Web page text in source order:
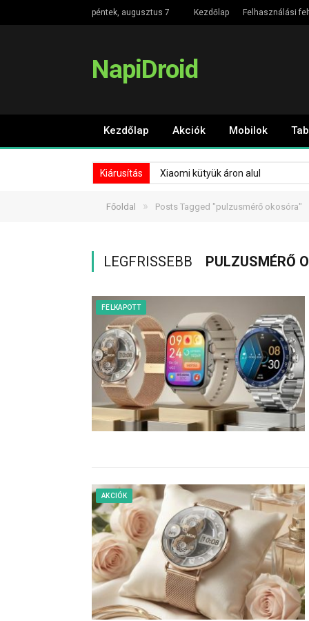
péntek, augusztus 7 Kezdőlap Felhasználási
NapiDroid
Kezdőlap Akciók Mobilok
Kiárusítás Xiaomi kütyük áron alul
Főoldal » Posts Tagged "pulzusmérő okosóra"
LEGFRISSEBB PULZUSMÉRŐ
FELKAPOTT
AKCIÓK